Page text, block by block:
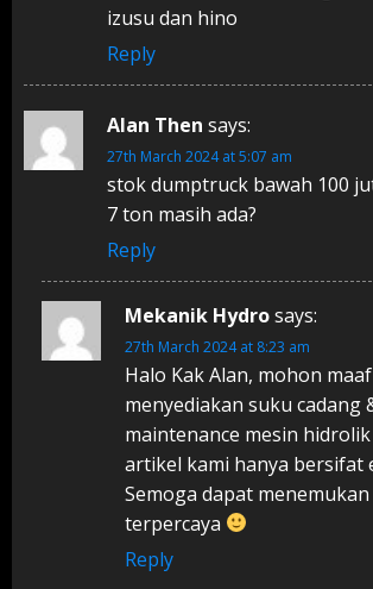
izusu dan hino
Reply
Alan Then says:
27th March 2024 at 5:07 am
stok dumptruck bawah 100
7 ton masih ada?
Reply
Mekanik Hydrosays:
27th March 2024 at 8:23 am
Halo Kak Alan, mohon
menyediakan suku cadang
maintenance mesin
artikel kami hanya bersifat
Semoga dapat
terpercaya
Reply